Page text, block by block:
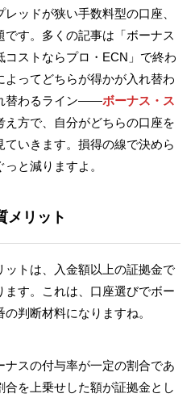
ッドが狭い手数料型の口座、
す。多くの記事は「ボーナス
ストならプロ・ECN」で終わ
よってどちらが得かが入れ替わ
替わるライン——ボーナス・ス
え方で、自分がどちらの口座を
いきます。損得の線で決めら
と減りますよ。
メリット
ットは、入金額以上の証拠金で
す。これは、口座選びでボー
判断材料になりますね。
スの付与率が一定の割合であ
を上乗せした額が証拠金とし